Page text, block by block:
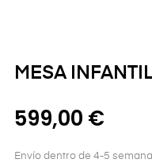
MESA
599,00 €
Envío dentro de 4-5